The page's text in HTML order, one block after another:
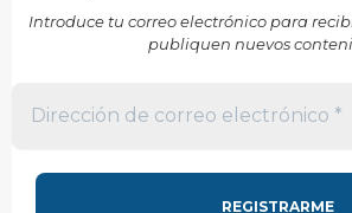
Introduce tu correo electrónico para
publiquen nuevos